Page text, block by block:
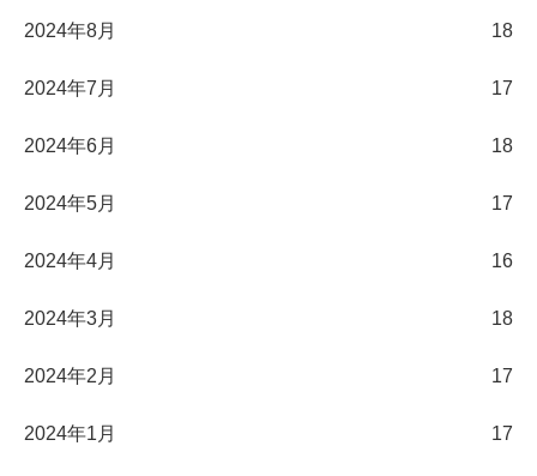
2024年8月 18
2024年7月 17
2024年6月 18
2024年5月 17
2024年4月 16
2024年3月 18
2024年2月 17
2024年1月 17